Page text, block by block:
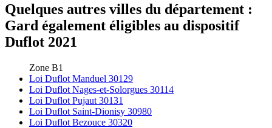
Quelques autres villes du département :
Gard également éligibles au dispositif
Duflot 2021
Zone B1
Loi Duflot Manduel 30129
Loi Duflot Nages-et-Solorgues 30114
Loi Duflot Pujaut 30131
Loi Duflot Saint-Dionisy 30980
Loi Duflot Bezouce 30320